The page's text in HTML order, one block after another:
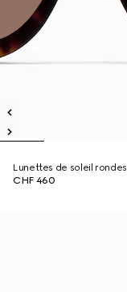
Lunettes de soleil rondes
CHF 460